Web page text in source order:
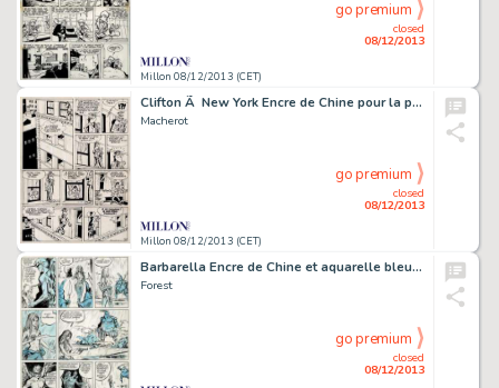
Millon 08/12/2013 (CET)
closed
08/12/2013
go premium
Clifton Ã New York Encre de Chine pour la planche 25 de l'album
Macherot
Millon 08/12/2013 (CET)
closed
08/12/2013
go premium
Barbarella Encre de Chine et aquarelle bleue pour la planche 43
Forest
closed
08/12/2013
go premium